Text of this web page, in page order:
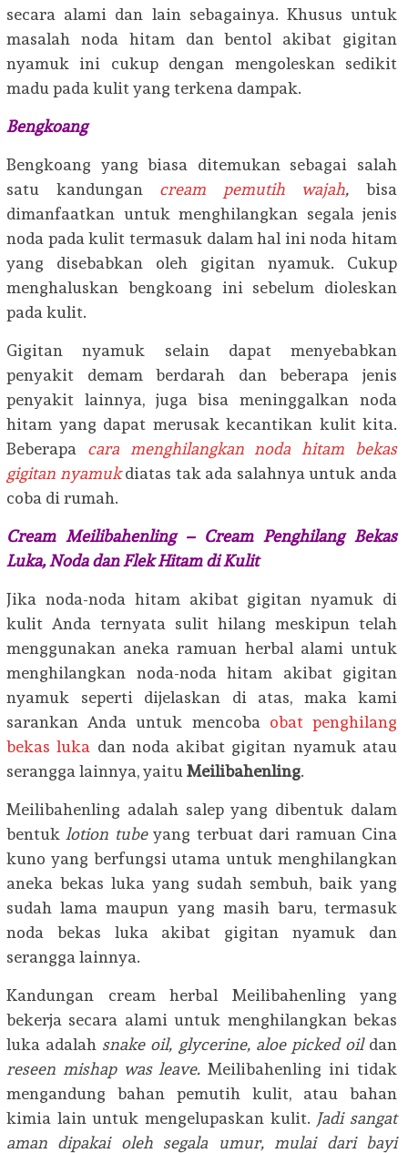
secara alami dan lain sebagainya. Khusus untuk
masalah noda hitam dan bentol akibat gigitan
nyamuk ini cukup dengan mengoleskan sedikit
madu pada kulit yang terkena dampak.
Bengkoang
Bengkoang yang biasa ditemukan sebagai salah
satu kandungan cream pemutih wajah,bisa
dimanfaatkan untuk menghilangkan segala jenis
noda pada kulit termasuk dalam hal ini noda hitam
yang disebabkan oleh gigitan nyamuk. Cukup
menghaluskan bengkoang ini sebelum dioleskan
pada kulit.
Gigitan nyamuk selain dapat menyebabkan
penyakit demam berdarah dan beberapa jenis
penyakit lainnya, juga bisa meninggalkan noda
hitam yang dapat merusak kecantikan kulit kita.
Beberapa cara menghilangkan noda hitam bekas
gigitan nyamukdiatas tak ada salahnya untuk anda
coba di rumah.
Cream Meilibahenling – Cream Penghilang Bekas
Luka, Noda dan Flek Hitam di Kulit
Jika noda-noda hitam akibat gigitan nyamuk di
kulit Anda ternyata sulit hilang meskipun telah
menggunakan aneka ramuan herbal alami untuk
menghilangkan noda-noda hitam akibat gigitan
nyamuk seperti dijelaskan di atas, maka kami
sarankan Anda untuk mencoba obat penghilang
bekas luka dan noda akibat gigitan nyamuk atau
serangga lainnya, yaitu Meilibahenling.
Meilibahenling adalah salep yang dibentuk dalam
bentuk lotion tubeyang terbuat dari ramuan Cina
kuno yang berfungsi utama untuk menghilangkan
aneka bekas luka yang sudah sembuh, baik yang
sudah lama maupun yang masih baru, termasuk
noda bekas luka akibat gigitan nyamuk dan
serangga lainnya.
Kandungan cream herbal Meilibahenling yang
bekerja secara alami untuk menghilangkan bekas
luka adalah snake oil, glycerine, aloe picked oildan
reseen mishap was leave. Meilibahenling ini tidak
mengandung bahan pemutih kulit, atau bahan
kimia lain untuk mengelupaskan kulit. Jadi sangat
aman dipakai oleh segala umur, mulai dari bayi